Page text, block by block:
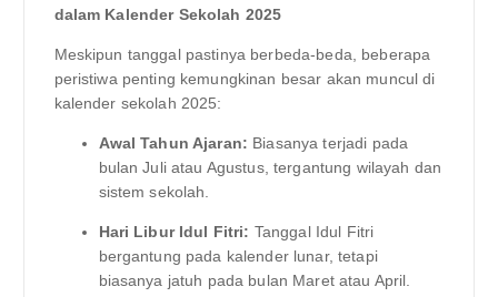
dalam Kalender Sekolah 2025
Meskipun tanggal pastinya berbeda-beda, beberapa
peristiwa penting kemungkinan besar akan muncul di
kalender sekolah 2025:
Awal Tahun Ajaran: Biasanya terjadi pada
bulan Juli atau Agustus, tergantung wilayah dan
sistem sekolah.
Hari Libur Idul Fitri: Tanggal Idul Fitri
bergantung pada kalender lunar, tetapi
biasanya jatuh pada bulan Maret atau April.